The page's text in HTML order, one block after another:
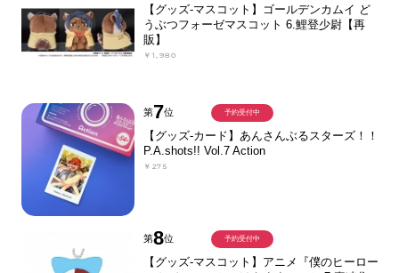
【グッズ-マスコット】ゴールデンカムイ ど
うぶつフォーゼマスコット 6.鯉登少尉【再
販】
￥1,980
第7位
【グッズ-カード】あんさんぶるスターズ！！
P.A.shots!! Vol.7 Action
￥275
予約受付中
第8位
【グッズ-マスコット】アニメ『僕のヒーロー
予約受付中